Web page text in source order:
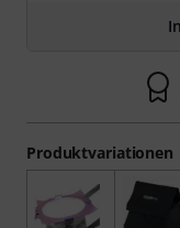
Produktvariationen